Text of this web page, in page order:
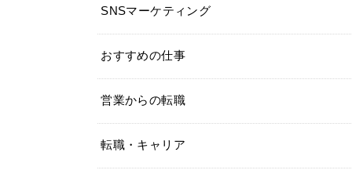
SNSマーケティング
おすすめの仕事
営業からの転職
転職・キャリア